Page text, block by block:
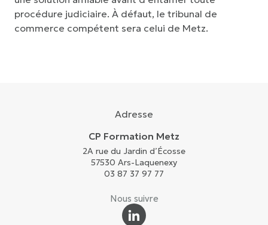
procédure judiciaire. À défaut, le tribunal de
commerce compétent sera celui de Metz.
Adresse
CP Formation Metz
2A rue du Jardin d’Écosse
57530 Ars-Laquenexy
03 87 37 97 77
Nous suivre